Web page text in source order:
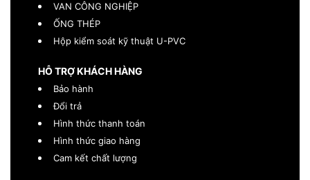
VAN CÔNG NGHIỆP
ỐNG THÉP
Hộp kiểm soát kỹ thuật U-PVC
HỖ TRỢ KHÁCH HÀNG
Bảo hành
Đổi trả
Hình thức thanh toán
Hình thức giao hàng
Cam kết chất lượng